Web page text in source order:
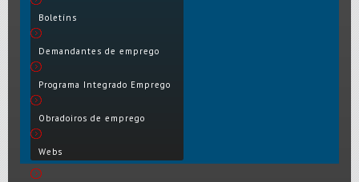
Boletíns
Demandantes de emprego
Programa Integrado Emprego
Obradoiros de emprego
Webs